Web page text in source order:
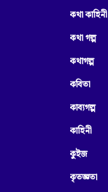
কথা কাহিনী
কথা গল্প
কথাগল্প
কবিতা
কাব্যগল্প
কাহিনী
কুইজ
কৃতজ্ঞতা